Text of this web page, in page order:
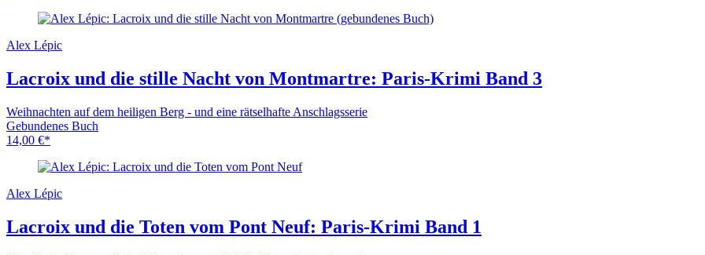
Alex Lépic
Lacroix und die stille Nacht von Montmartre: Paris-Krimi Band 3
Weihnachten auf dem heiligen Berg - und eine rätselhafte Anschlagsserie
Gebundenes Buch
14,00 €*
Alex Lépic
Lacroix und die Toten vom Pont Neuf: Paris-Krimi Band 1